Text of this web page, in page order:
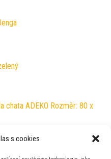
s cookies
chata ADEKO Rozměr: 80 x